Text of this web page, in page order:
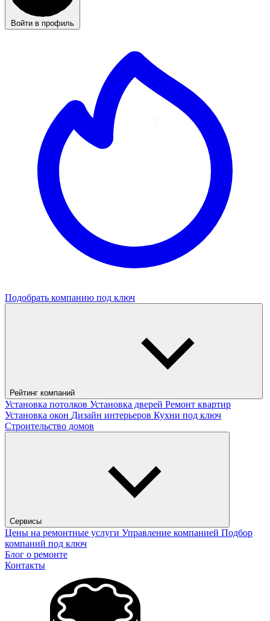
Войти в профиль
Подобрать компанию под ключ
Рейтинг компаний
Установка потолков Установка дверей Ремонт квартир
Установка окон Дизайн интерьеров Кухни под ключ
Строительство домов
Сервисы
Цены на ремонтные услуги Управление компанией Подбор
компаний под ключ
Блог о ремонте
Контакты